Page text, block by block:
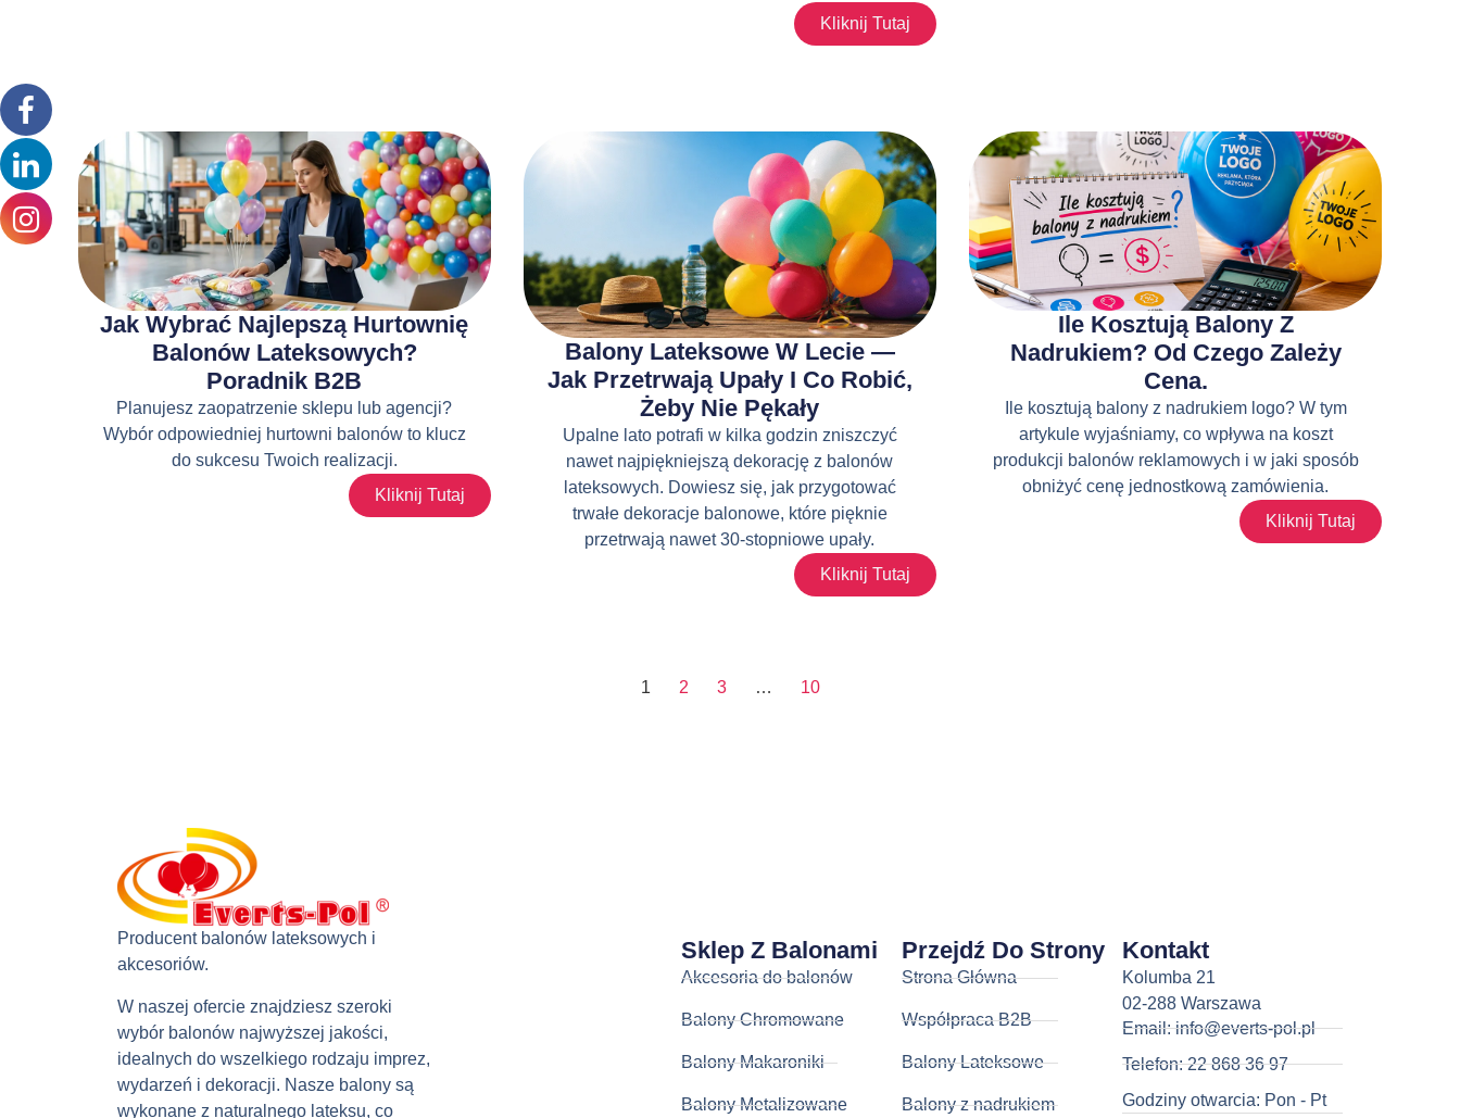
Kliknij Tutaj
Jak Wybrać Najlepszą Hurtownię
Balonów Lateksowych?
Poradnik B2B
Planujesz zaopatrzenie sklepu lub agencji?
Wybór odpowiedniej hurtowni balonów to klucz
do sukcesu Twoich realizacji.
Kliknij Tutaj
Balony Lateksowe W Lecie —
Jak Przetrwają Upały I Co Robić,
Żeby Nie Pękały
Upalne lato potrafi w kilka godzin zniszczyć
nawet najpiękniejszą dekorację z balonów
lateksowych. Dowiesz się, jak przygotować
trwałe dekoracje balonowe, które pięknie
przetrwają nawet 30-stopniowe upały.
Kliknij Tutaj
Ile Kosztują Balony Z
Nadrukiem? Od Czego Zależy
Cena.
Ile kosztują balony z nadrukiem logo? W tym
artykule wyjaśniamy, co wpływa na koszt
produkcji balonów reklamowych i w jaki sposób
obniżyć cenę jednostkową zamówienia.
Kliknij Tutaj
1 2 3 … 10
Producent balonów lateksowych i
akcesoriów.
W naszej ofercie znajdziesz szeroki
wybór balonów najwyższej jakości,
idealnych do wszelkiego rodzaju imprez,
wydarzeń i dekoracji. Nasze balony są
wykonane z naturalnego lateksu, co
Sklep Z Balonami
Akcesoria do balonów
Balony Chromowane
Balony Makaroniki
Balony Metalizowane
Przejdź Do Strony
Strona Główna
Współpraca B2B
Balony Lateksowe
Balony z nadrukiem
Kontakt
Kolumba 21
02-288 Warszawa
Email: info@everts-pol.pl
Telefon: 22 868 36 97
Godziny otwarcia: Pon - Pt